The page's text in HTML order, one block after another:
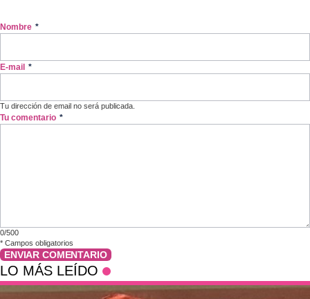
Nombre *
E-mail *
Tu dirección de email no será publicada.
Tu comentario *
0/500
* Campos obligatorios
ENVIAR COMENTARIO
LO MÁS LEÍDO